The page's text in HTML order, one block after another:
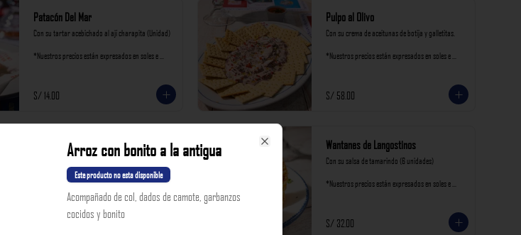
Patacón Del Mar
Con su tartar acebichado al ají charapita (Unidad)
*Nuestros precios están expresados en soles e
S/ 14.00
Pulpo al Olivo
Con su crema de aceitunas de botija y galletitas.
*Nuestros precios están expresados en soles e
S/ 58.00
Tortita de Choclo
*Nuestros precios están expresados en soles e
incluyen impuestos de ley y recargo al consumo.
Wantanes de Langostinos
Con su salsa de tamarindo (6 unidades)
*Nuestros precios están expresados en soles e
S/ 32.00
Arroz con bonito a la antigua
Este producto no esta disponible
Acompañado de col, dados de camote, garbanzos
cocidos y bonito
Close